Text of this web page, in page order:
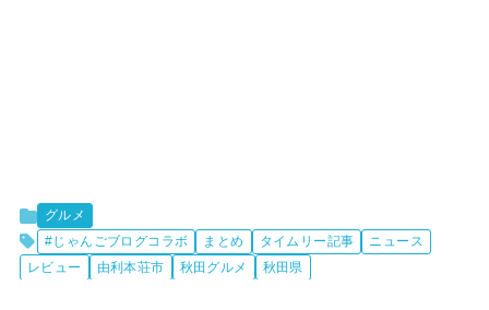
グルメ
#じゃんごブログコラボ
まとめ タイムリー記事
ニュース
レビュー
由利本荘市 秋田グルメ 秋田県